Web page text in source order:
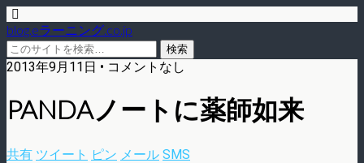
blog.eラーニング.co.jp
2013年9月11日 • コメントなし
PANDAノートに薬師如来
共有 ツイート ピン メール SMS